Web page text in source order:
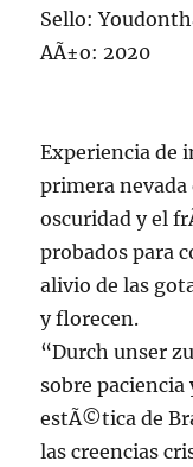
Sello:
AÃ±o: 2020
Experiencia de
primera nevada
oscuridad y el
probados para
alivio de las
y florecen.
“Durch unser
sobre paciencia
estÃ©tica de
las creencias